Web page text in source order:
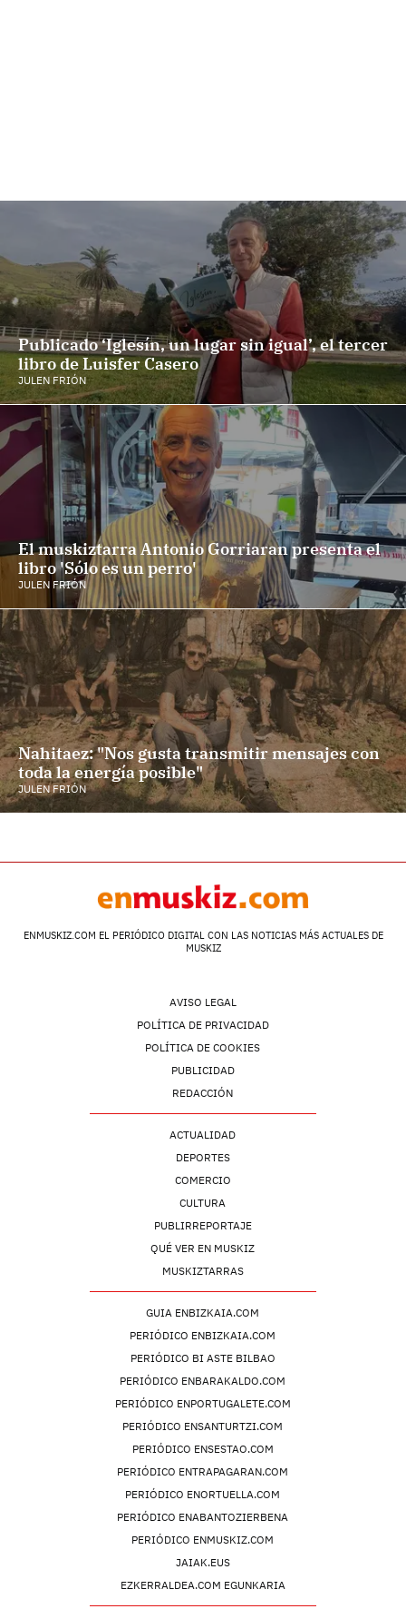
Publicado ‘Iglesín, un lugar sin igual’, el tercer
libro de Luisfer Casero
JULEN FRIÓN
El muskiztarra Antonio Gorriaran presenta el
libro 'Sólo es un perro'
JULEN FRIÓN
Nahitaez: "Nos gusta transmitir mensajes con
toda la energía posible"
JULEN FRIÓN
ENMUSKIZ.COM EL PERIÓDICO DIGITAL CON LAS NOTICIAS MÁS ACTUALES DE
MUSKIZ
AVISO LEGAL
POLÍTICA DE PRIVACIDAD
POLÍTICA DE COOKIES
PUBLICIDAD
REDACCIÓN
ACTUALIDAD
DEPORTES
COMERCIO
CULTURA
PUBLIRREPORTAJE
QUÉ VER EN MUSKIZ
MUSKIZTARRAS
GUIA ENBIZKAIA.COM
PERIÓDICO ENBIZKAIA.COM
PERIÓDICO BI ASTE BILBAO
PERIÓDICO ENBARAKALDO.COM
PERIÓDICO ENPORTUGALETE.COM
PERIÓDICO ENSANTURTZI.COM
PERIÓDICO ENSESTAO.COM
PERIÓDICO ENTRAPAGARAN.COM
PERIÓDICO ENORTUELLA.COM
PERIÓDICO ENABANTOZIERBENA
PERIÓDICO ENMUSKIZ.COM
JAIAK.EUS
EZKERRALDEA.COM EGUNKARIA